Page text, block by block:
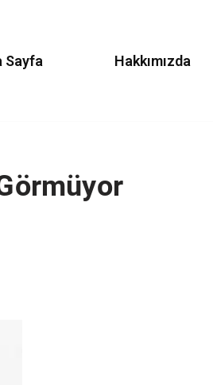
Sayfa Hakkımızda